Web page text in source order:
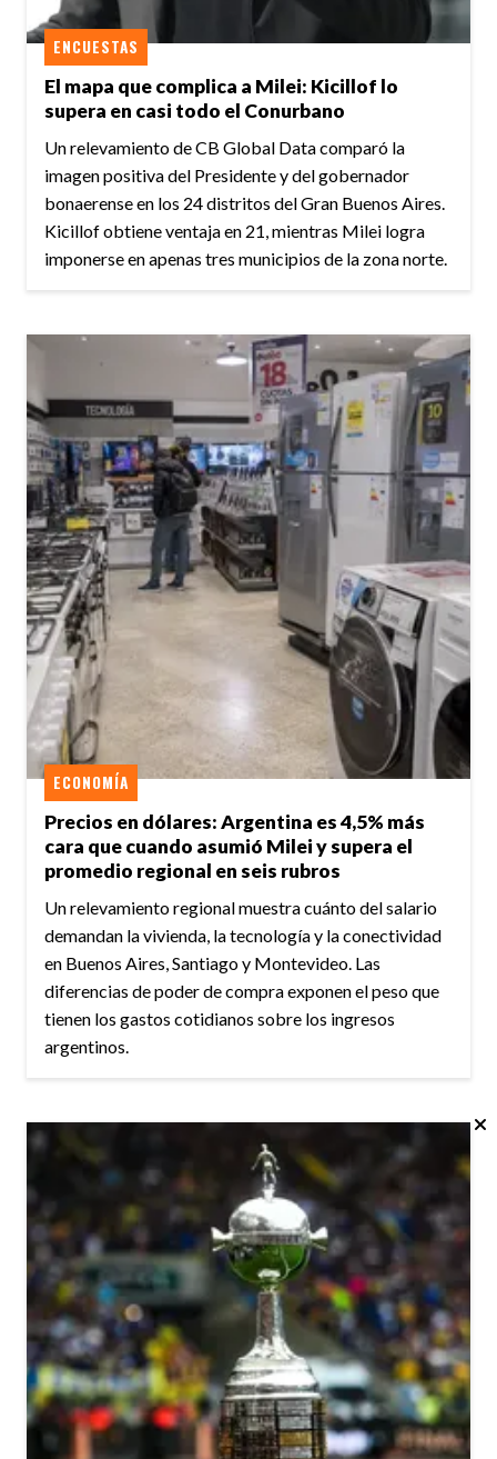
El mapa que complica a Milei: Kicillof lo
supera en casi todo el Conurbano
ENCUESTAS
Un relevamiento de CB Global Data comparó la
imagen positiva del Presidente y del gobernador
bonaerense en los 24 distritos del Gran Buenos Aires.
Kicillof obtiene ventaja en 21, mientras Milei logra
imponerse en apenas tres municipios de la zona norte.
Precios en dólares: Argentina es 4,5% más
cara que cuando asumió Milei y supera el
promedio regional en seis rubros
ECONOMÍA
Un relevamiento regional muestra cuánto del salario
demandan la vivienda, la tecnología y la conectividad
en Buenos Aires, Santiago y Montevideo. Las
diferencias de poder de compra exponen el peso que
tienen los gastos cotidianos sobre los ingresos
argentinos.